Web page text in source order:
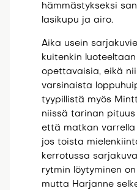
hämmästykseksi
lasikupu ja airo.
Aika usein
kuitenkin
opettavaisia, eikä
varsinaista
tyypillistä myös
niissä tarinan
että matkan
jos toista
kerrotussa
rytmin löytyminen
mutta Harjanne